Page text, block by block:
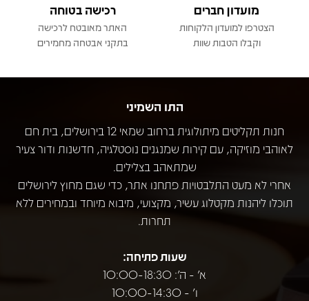
מועדון חברים
הצטרפו למועדון הלקוחות
וקבלו הטבות שוות
רכישה בטוחה
האתר מאובטח לרכישה
בתקני אבטחה מחמירים
התו השמיני
חנות תקליטים מיתולוגית ברחוב שמאי 12 בירושלים, בית חם
לאוהבי מוזיקה, עם קירות שמנגנים נוסטלגיה, חדשנות ודור צעיר
שמתאהב בצלילים.
אחרי לא מעט התלבטויות פתחנו אתר, כדי שגם מחוץ לירושלים
תוכלו ליהנות מקטלוג עשיר, מקצועי, מיבוא מיוחד ובמחירים ללא
תחרות.
שעות פתיחה:
א' - ה': 10:00-18:30
ו' - 10:00-14:30